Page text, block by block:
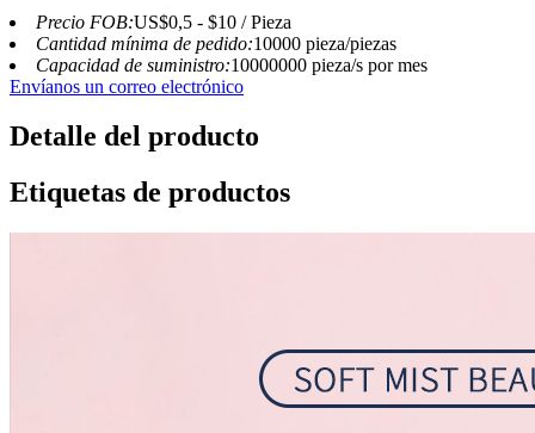
Precio FOB:US$0,5 - $10 / Pieza
Cantidad mínima de pedido:10000 pieza/piezas
Capacidad de suministro:10000000 pieza/s por mes
Envíanos un correo electrónico
Detalle del producto
Etiquetas de productos